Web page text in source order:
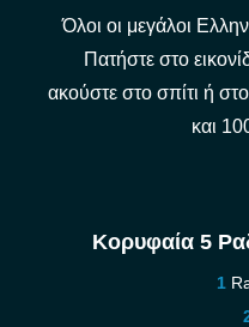
Όλοι οι μεγάλοι
Πατήστε στο
ακούστε στο σπίτι ή
και
Κορυφαία 5